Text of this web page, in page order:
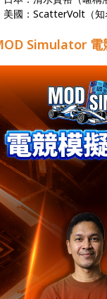
美國：ScatterVolt（知
Simulator 電